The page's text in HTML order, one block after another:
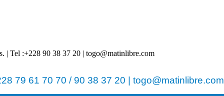
| Tel :+228 90 38 37 20 | togo@matinlibre.com
79 61 70 70 / 90 38 37 20 | togo@matinlibre.com